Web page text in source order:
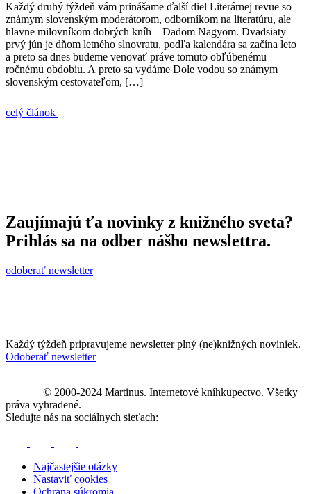
Každý druhý týždeň vám prinášame ďalší diel Literárnej revue so
známym slovenským moderátorom, odborníkom na literatúru, ale
hlavne milovníkom dobrých kníh – Dadom Nagyom. Dvadsiaty
prvý jún je dňom letného slnovratu, podľa kalendára sa začína leto
a preto sa dnes budeme venovať práve tomuto obľúbenému
ročnému obdobiu. A preto sa vydáme Dole vodou so známym
slovenským cestovateľom, […]
celý článok
Zaujímajú ťa novinky z knižného sveta?
Prihlás sa na odber nášho newslettra.
odoberať newsletter
Každý týždeň pripravujeme newsletter plný (ne)knižných noviniek.
Odoberať newsletter
© 2000-2024 Martinus. Internetové kníhkupectvo. Všetky
práva vyhradené.
Sledujte nás na sociálnych sieťach:
Najčastejšie otázky
Nastaviť cookies
Ochrana súkromia